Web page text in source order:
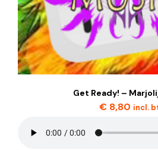
Get Ready! –
€ 8,80 incl.